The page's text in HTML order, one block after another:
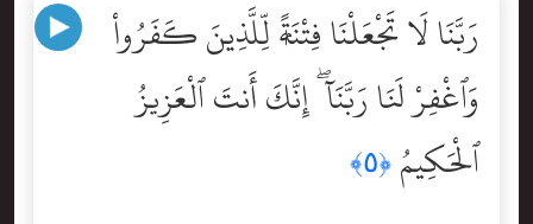
رَبَّنَا لَا تَجْعَلْنَا فِتْنَةًۭ لِّلَّذِينَ كَفَرُواْ
وَٱغْفِرْ لَنَا رَبَّنَآ ۖ إِنَّكَ أَنتَ ٱلْعَزِيزُ
ٱلْحَكِيمُ ﴿٥﴾